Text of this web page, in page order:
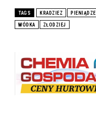
TAGS KRADZIEZ PIENIĄDZE
WÓDKA ZŁODZIEJ